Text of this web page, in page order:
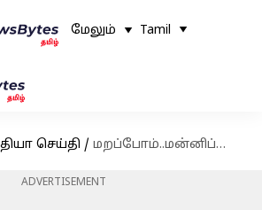
மேலும் Tamil
செய்தி / மறப்போம்..மன்னிப்போம்: மணிப்பூர் வன்முறைக்கு மன்னிப்பு கோரிய முதல்வர் பிரேன் சிங்
ADVERTISEMENT